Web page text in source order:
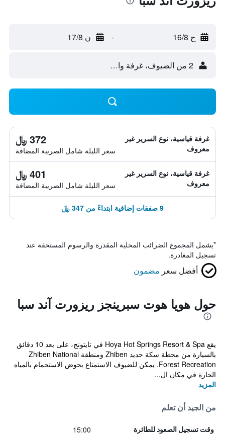
ح 16/8 - ن 17/8
2 من الضيوف، غرفة واحدة
غرفة قياسية، نوع السرير غير
معروف
372 ﷼
سعر الليلة شامل الصريبة المضافة
غرفة قياسية، نوع السرير غير
معروف
401 ﷼
سعر الليلة شامل الصريبة المضافة
9 صفقات إضافية ابتداءً من 347 ﷼
*يشمل المجموع الضرائب المحلية المقدرة والرسوم المستحقة عند
تسجيل المغادرة.
أفضل سعر مضمون
حول هويا هوت سبرينجز ريزورت آند سبا
يقع Hoya Hot Springs Resort & Spa في تايتونج، على بعد 10 دقائق
بالسيارة من محطة سكة حديد Zhiben ومنطقة Zhiben National
Forest Recreation. يمكن للضيوف الاستمتاع بحوض الاستحمام بالمياه
الحارة في مكان ال...
المزيد
من الجيد أن تعلم
وقت تسجيل الصعود للطائرة 15:00